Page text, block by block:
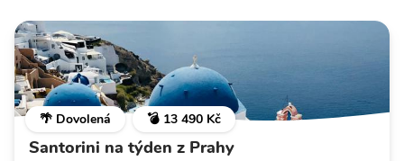
🌴 Dovolená 💣 13 490 Kč
Santorini na týden z Prahy